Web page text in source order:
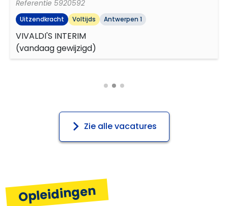
Verantwoordelijkheid nemen
Referentie 5920592
Uitzendkracht Voltijds Antwerpen 1
VIVALDI'S INTERIM
(vandaag gewijzigd)
Zie alle vacatures
Opleidingen